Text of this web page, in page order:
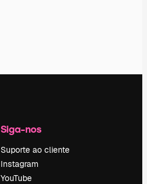
Siga-nos
Suporte ao cliente
Instagram
YouTube